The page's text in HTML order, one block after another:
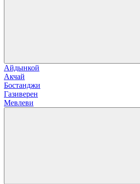
Айдынкой
Акчай
Бостанджи
Газиверен
Мевлеви